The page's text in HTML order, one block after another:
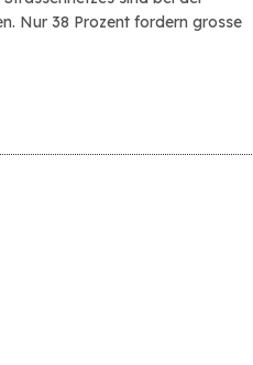
Nur 38 Prozent fordern grosse